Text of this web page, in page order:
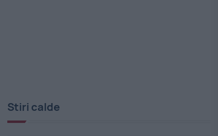
Stiri calde